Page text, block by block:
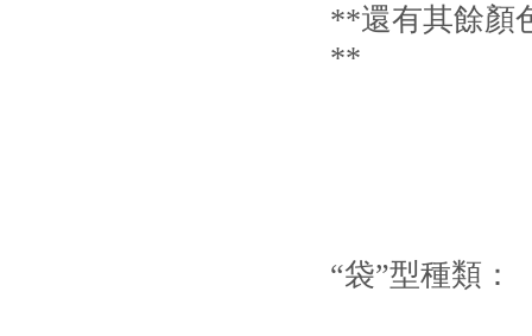
**還有其餘顏
**
“袋”型種類：